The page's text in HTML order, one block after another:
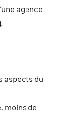
agence
aspects du
moins de